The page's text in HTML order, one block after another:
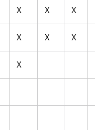
X X X
X X X
X